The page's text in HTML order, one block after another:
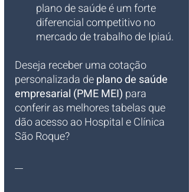
plano de saúde é um forte
diferencial competitivo no
mercado de trabalho de Ipiaú.
Deseja receber uma cotação
personalizada de plano de saúde
empresarial (PME MEI) para
conferir as melhores tabelas que
dão acesso ao Hospital e Clínica
São Roque?
__